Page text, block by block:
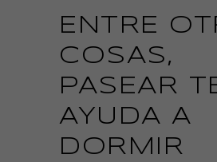
ENTRE
COSAS,
PASEAR
AYUDA A
DORMIR